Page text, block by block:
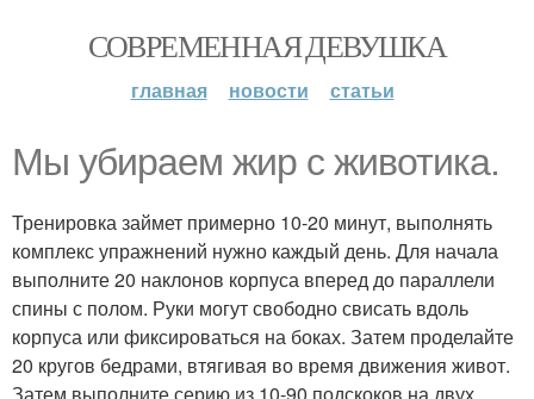
СОВРЕМЕННАЯ ДЕВУШКА
главная новости статьи
Мы убираем жир с животика.
Тренировка займет примерно 10-20 минут, выполнять
комплекс упражнений нужно каждый день. Для начала
выполните 20 наклонов корпуса вперед до параллели
спины с полом. Руки могут свободно свисать вдоль
корпуса или фиксироваться на боках. Затем проделайте
20 кругов бедрами, втягивая во время движения живот.